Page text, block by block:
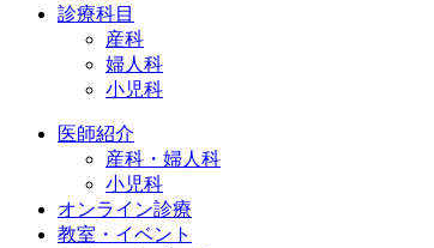
診療科目
産科
婦人科
小児科
医師紹介
産科・婦人科
小児科
オンライン診療
教室・イベント